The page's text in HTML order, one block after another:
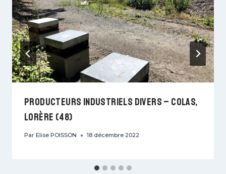
Producteurs industriels divers – COLAS,
Lorère (48)
Par Elise POISSON 18 décembre 2022